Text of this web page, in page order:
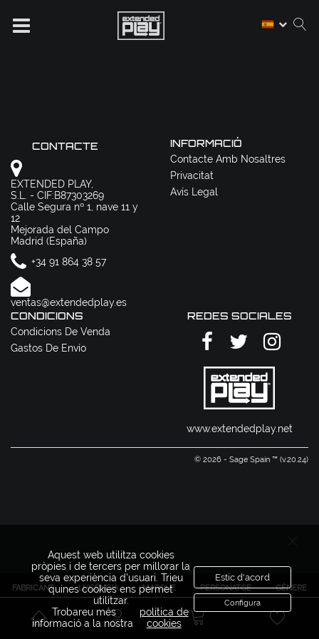
FABRICANT LLICÈNCIA MARQUE PERSONATGE GÈNERE
CONTACTE
EXTENDED PLAY,
S.L. - CIF:B87303269
Calle Segura nº 1, nave 11 y
12
Mejorada del Campo
Madrid (España)
+34 91 864 38 57
ventas@extendedplay.es
INFORMACIÓ
Contacte Amb Nosaltres
Privacitat
Avís Legal
CONDICIONS
Condicions De Venda
Gastos De Envío
REDES SOCIALES
www.extendedplay.net
© 2026 - Sage Spain ™ (v.20.24)
Aquest web utilitza cookies
pròpies i de tercers per millorar la
seva experiència d'usuari. Trieu
quines cookies ens permet
utilitzar.
Trobareu més
informació a la nostra
política de
cookies
Estic d'acord
Configura